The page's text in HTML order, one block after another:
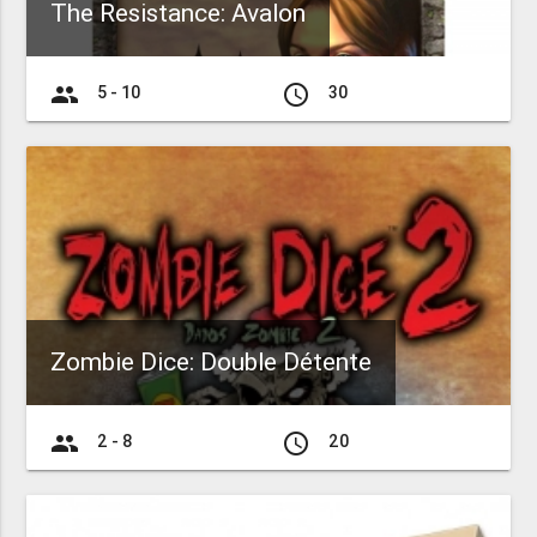
The Resistance: Avalon
group 5 - 10 access_time 30
Zombie Dice: Double Détente
group 2 - 8 access_time 20